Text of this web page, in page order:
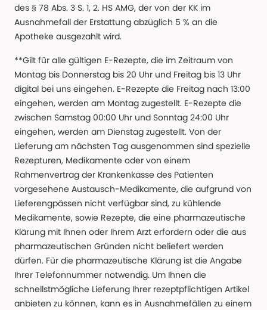
des § 78 Abs. 3 S. 1, 2. HS AMG, der von der KK im
Ausnahmefall der Erstattung abzüglich 5 % an die
Apotheke ausgezahlt wird.
**Gilt für alle gültigen E-Rezepte, die im Zeitraum von
Montag bis Donnerstag bis 20 Uhr und Freitag bis 13 Uhr
digital bei uns eingehen. E-Rezepte die Freitag nach 13:00
eingehen, werden am Montag zugestellt. E-Rezepte die
zwischen Samstag 00:00 Uhr und Sonntag 24:00 Uhr
eingehen, werden am Dienstag zugestellt. Von der
Lieferung am nächsten Tag ausgenommen sind spezielle
Rezepturen, Medikamente oder von einem
Rahmenvertrag der Krankenkasse des Patienten
vorgesehene Austausch-Medikamente, die aufgrund von
Lieferengpässen nicht verfügbar sind, zu kühlende
Medikamente, sowie Rezepte, die eine pharmazeutische
Klärung mit Ihnen oder Ihrem Arzt erfordern oder die aus
pharmazeutischen Gründen nicht beliefert werden
dürfen. Für die pharmazeutische Klärung ist die Angabe
Ihrer Telefonnummer notwendig. Um Ihnen die
schnellstmögliche Lieferung Ihrer rezeptpflichtigen Artikel
anbieten zu können, kann es in Ausnahmefällen zu einem